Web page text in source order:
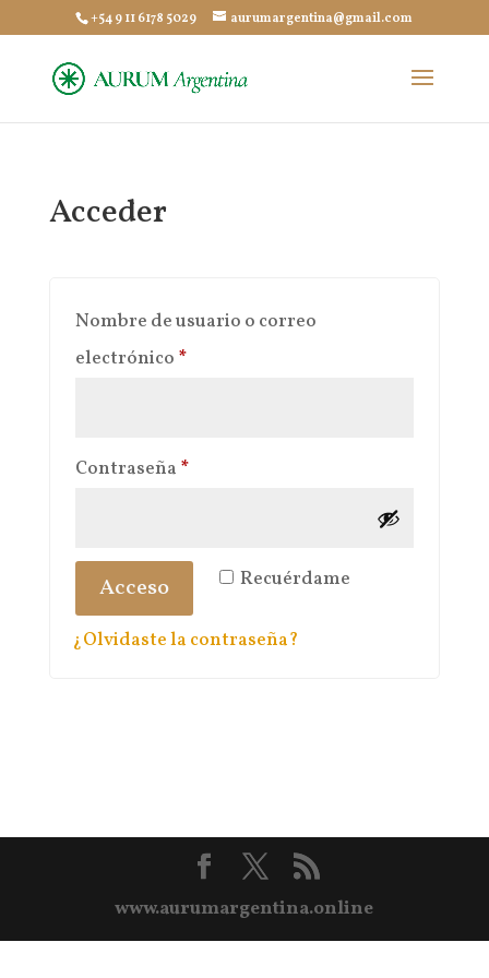
+54 9 11 6178 5029 aurumargentina@gmail.com
Acceder
Nombre de usuario o correo
electrónico *Obligatorio
Contraseña *Obligatorio
Recuérdame
Acceso
¿Olvidaste la contraseña?
www.aurumargentina.online